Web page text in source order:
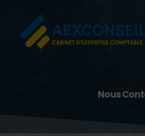
contenu
Nous